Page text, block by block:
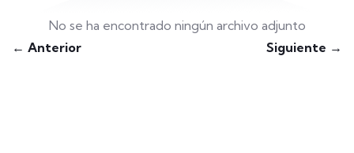
No se ha encontrado ningún archivo adjunto
← Anterior
Siguiente →